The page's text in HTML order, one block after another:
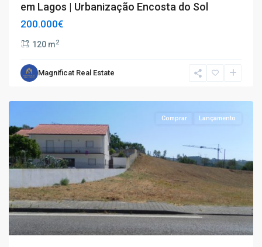
em Lagos | Urbanização Encosta do Sol
200.000€
120 m2
Magnificat Real Estate
Barreiras
e
Comprar Lançamento